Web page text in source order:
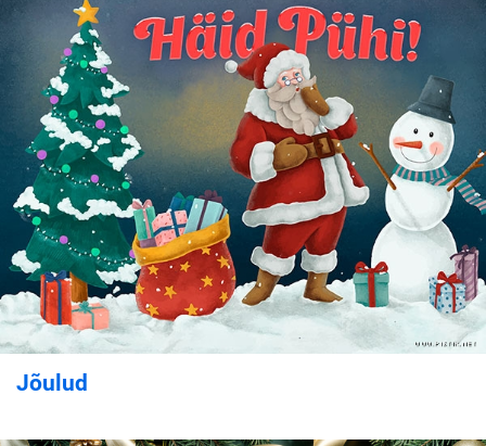
Jõulud